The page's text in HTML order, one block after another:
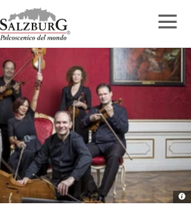
sr.skipnav.Zum
Inhalt
springen
sr.skipnav.Zum
Hauptmenü
springen
sr.skipnav.Zu
den
Kontaktinformationen
di